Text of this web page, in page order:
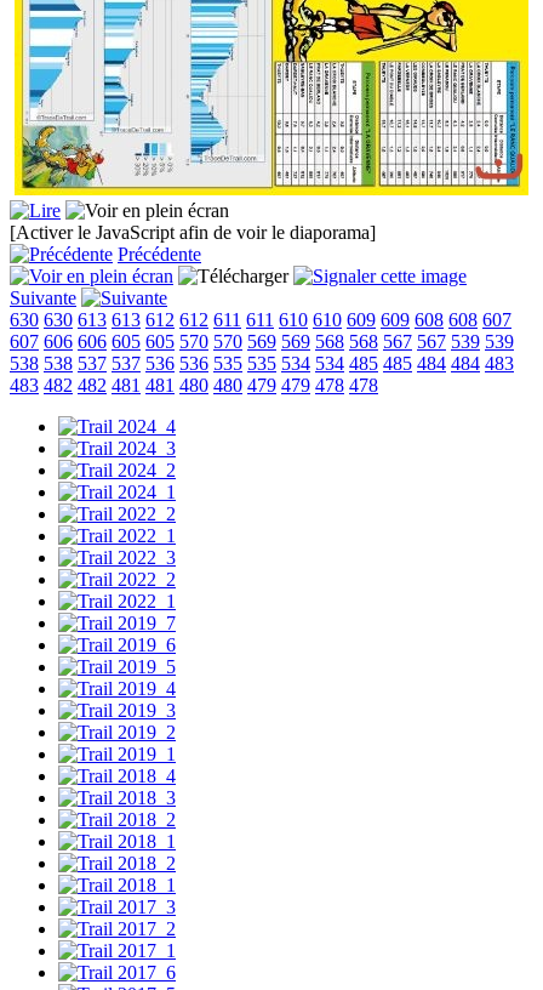
[Activer le JavaScript afin de voir le diaporama]
Précédente
Suivante
630 630 613 613 612 612 611 611 610 610 609 609 608 608 607
607 606 606 605 605 570 570 569 569 568 568 567 567 539 539
538 538 537 537 536 536 535 535 534 534 485 485 484 484 483
483 482 482 481 481 480 480 479 479 478 478